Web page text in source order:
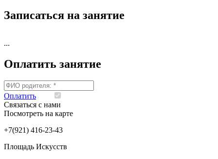
Записаться на занятие
...
Оплатить занятие
Оплатить
Связаться с нами
Посмотреть на карте
+7(921) 416-23-43
Площадь Искусств